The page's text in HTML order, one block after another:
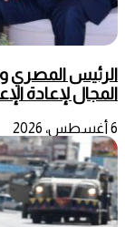
الرئيس المصري
المجال لإعادة
6 أغسطس، 2026